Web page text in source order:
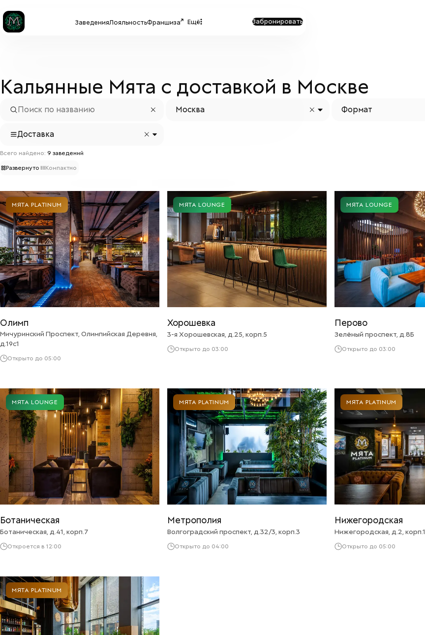
ЗаведенияЛояльностьФраншиза Ещё Забронировать
Кальянные Мята с доставкой в Москве
Москва Формат
Доставка
Всего найдено: 9 заведений
Развернуто
Компактно
МЯТА PLATINUM
Олимп
Мичуринский Проспект, Олимпийская Деревня,
д.19с1
Открыто до 05:00
МЯТА LOUNGE
Хорошевка
3-я Хорошевская, д.25, корп.5
Открыто до 03:00
МЯТА LOUNGE
Перово
Зелёный проспект, д.8Б
Открыто до 03:00
МЯТА LOUNGE
Ботаническая
Ботаническая, д.41, корп.7
Откроется в 12:00
МЯТА PLATINUM
Метрополия
Волгоградский проспект, д.32/3, корп.3
Открыто до 04:00
МЯТА PLATINUM
Нижегородская
Нижегородская, д.2, корп.1
Открыто до 05:00
МЯТА PLATINUM